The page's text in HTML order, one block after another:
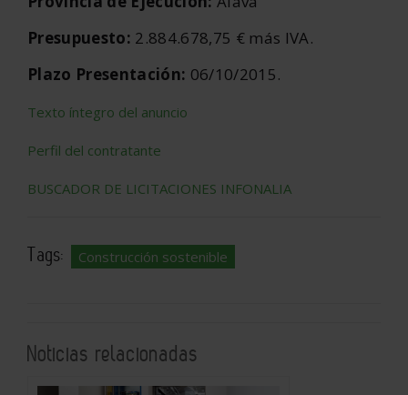
Presupuesto: 2.884.678,75 € más IVA.
Plazo Presentación: 06/10/2015.
Texto íntegro del anuncio
Perfil del contratante
BUSCADOR DE LICITACIONES INFONALIA
Tags: Construcción sostenible
Noticias relacionadas